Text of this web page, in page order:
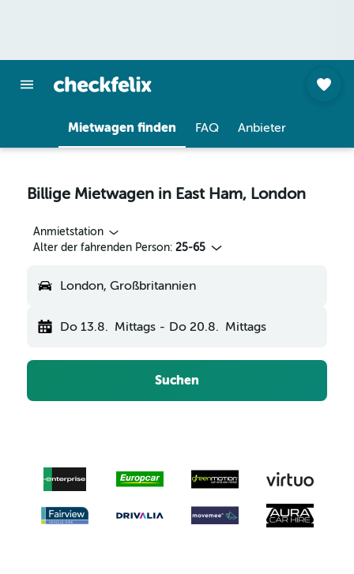
Mietwagen finden FAQ Anbieter
Billige Mietwagen in East Ham, London
Anmietstation
Alter der fahrenden Person: 25-65
London, Großbritannien
Do 13.8. Mittags - Do 20.8. Mittags
Suchen